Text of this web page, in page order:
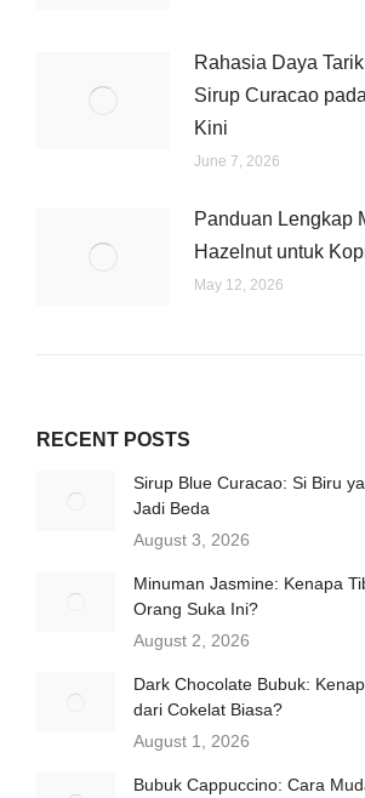
Rahasia Daya
Sirup Curacao
Kini
June 7, 2026
Panduan Lengkap
Hazelnut untuk
May 12, 2026
RECENT POSTS
Sirup Blue Curacao: Si Biru
Jadi Beda
August 3, 2026
Minuman Jasmine: Kenapa
Orang Suka Ini?
August 2, 2026
Dark Chocolate Bubuk:
dari Cokelat Biasa?
August 1, 2026
Bubuk Cappuccino: Cara